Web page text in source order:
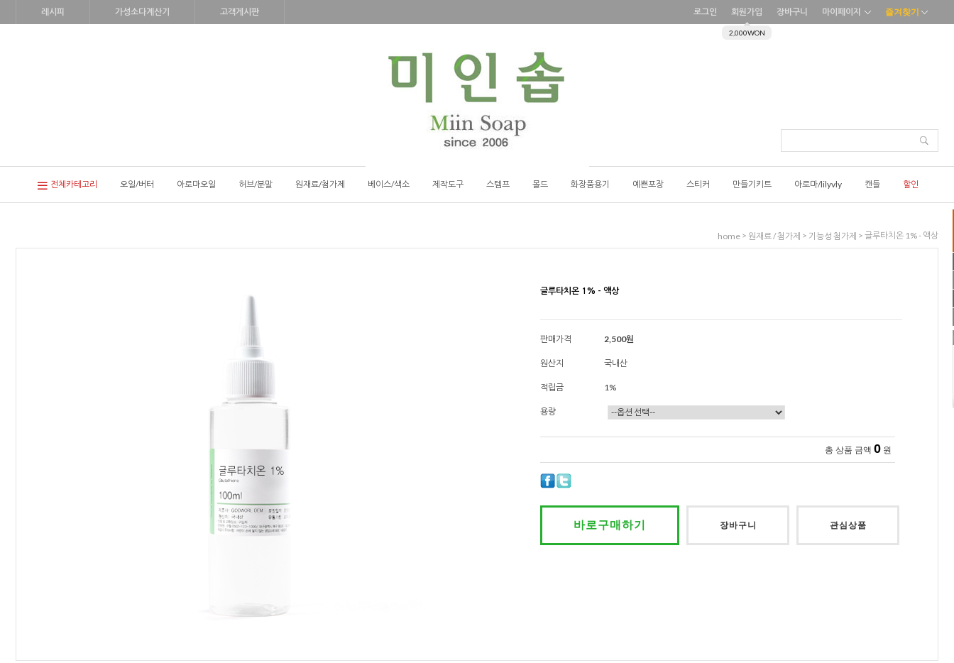
레시피 가성소다계산기 고객게시판 로그인 회원가입
2,000WON
장바구니 마이페이지 즐겨찾기
전체카테고리 오일/버터 아로마오일 허브/분말 원재료/첨가제 베이스/색소 제작도구 스템프 몰드 화장품용기 예쁜포장 스티커 만들기키트 아로마/lilyvly 캔들 할인
home > 원재료 / 첨가제 > 기능성 첨가제 > 글루타치온 1% - 액상
글루타치온 1% - 액상
판매가격 2,500원
원산지 국내산
적립금 1%
용량
총 상품 금액 0 원
바로구매하기 장바구니 관심상품